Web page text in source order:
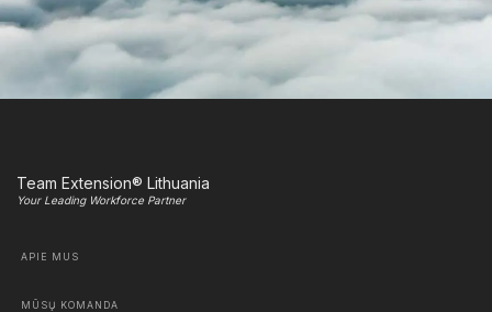
Team Extension® Lithuania
Your Leading Workforce Partner
APIE MUS
MŪSŲ KOMANDA